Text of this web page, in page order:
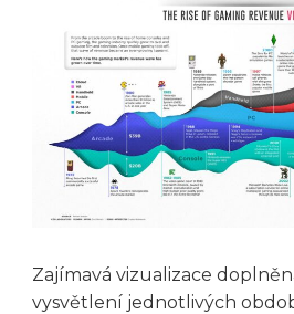
Zajímavá vizualizace
vysvětlení jednotlivých